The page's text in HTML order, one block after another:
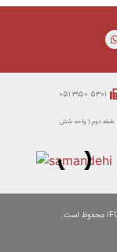
۵۳۰۱ ۳۱۵۰ ۰۵۱